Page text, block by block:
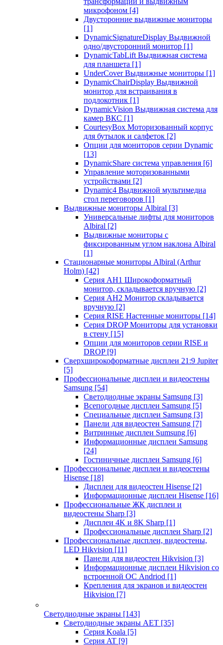
микрофоном [4]
Двусторонние выдвижные мониторы
[1]
DynamicSignatureDisplay Выдвижной
одно/двусторонний монитор [1]
DynamicTabLift Выдвижная система
для планшета [1]
UnderCover Выдвижные мониторы [1]
DynamicChairDisplay Выдвижной
монитор для встраивания в
подлокотник [1]
DynamicVision Выдвижная система для
камер ВКС [1]
CourtesyBox Моторизованный корпус
для бутылок и салфеток [2]
Опции для мониторов серии Dynamic
[13]
DynamicShare система управления [6]
Управление моторизованными
устройствами [2]
Dynamic4 Выдвижной мультимедиа
стол переговоров [1]
Выдвижные мониторы Albiral [3]
Универсальные лифты для мониторов
Albiral [2]
Выдвижные мониторы с
фиксированным углом наклона Albiral
[1]
Стационарные мониторы Albiral (Arthur
Holm) [42]
Серия AH1 Широкоформатный
монитор, складывается вручную [2]
Серия AH2 Монитор складывается
вручную [2]
Серия RISE Настенные мониторы [14]
Серия DROP Мониторы для установки
в стену [15]
Опции для мониторов серии RISE и
DROP [9]
Сверхширокоформатные дисплеи 21:9 Jupiter
[5]
Профессиональные дисплеи и видеостены
Samsung [54]
Светодиодные экраны Samsung [3]
Всепогодные дисплеи Samsung [5]
Специальные дисплеи Samsung [3]
Панели для видеостен Samsung [7]
Витринные дисплеи Sumsung [6]
Информационные дисплеи Samsung
[24]
Гостиничные дисплеи Samsung [6]
Профессиональные дисплеи и видеостены
Hisense [18]
Дисплеи для видеостен Hisense [2]
Информационные дисплеи Hisense [16]
Профессиональные ЖК дисплеи и
видеостены Sharp [3]
Дисплеи 4K и 8K Sharp [1]
Профессиональные дисплеи Sharp [2]
Профессиональные дисплеи, видеостены,
LED Hikvision [11]
Панели для видеостен Hikvision [3]
Информационные дисплеи Hikvision со
встроенной ОС Andriod [1]
Крепления для экранов и видеостен
Hikvision [7]
Светодиодные экраны [143]
Светодиодные экраны AET [35]
Cерия Koala [5]
Серия AT [9]